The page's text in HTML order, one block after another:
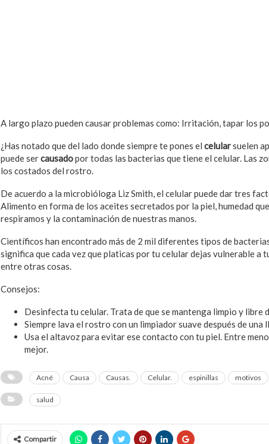
A largo plazo pueden causar problemas como: Irritación, tapar los
¿Has notado que del lado donde siempre te pones el celularsuelen
puede sercausadopor todas las bacterias que tiene el celular. Las
los costados del rostro.
De acuerdo a la microbióloga Liz Smith, el celular puede dar tres
Alimento en forma de los aceites secretados por la piel, humedad
respiramos y la contaminación de nuestras manos.
Científicos han encontrado más de 2 mil diferentes tipos de
significa que cada vez que platicas por tu celular dejas vulnerable a
entre otras cosas.
Consejos:
Desinfecta tu celular. Trata de que se mantenga limpio y libre
Siempre lava el rostro con un limpiador suave después de una
Usa el altavoz para evitar ese contacto con tu piel. Entre
mejor.
Acné Causa Causas. Celular. espinillas motivos
salud
Compartir